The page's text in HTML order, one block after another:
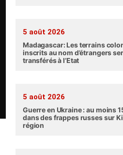
5 août 2026
Madagascar: Les terrains
inscrits au nom d’étrangers
transférés à l’Etat
5 août 2026
Guerre en Ukraine : au moins
dans des frappes russes sur
région